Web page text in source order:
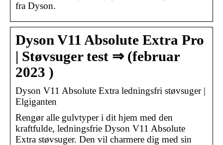
fra Dyson.
Dyson V11 Absolute Extra Pro
| Støvsuger test ⇒ (februar
2023 )
Dyson V11 Absolute Extra ledningsfri støvsuger |
Elgiganten
Rengør alle gulvtyper i dit hjem med den
kraftfulde, ledningsfrie Dyson V11 Absolute
Extra støvsuger. Den vil charmere dig med sin